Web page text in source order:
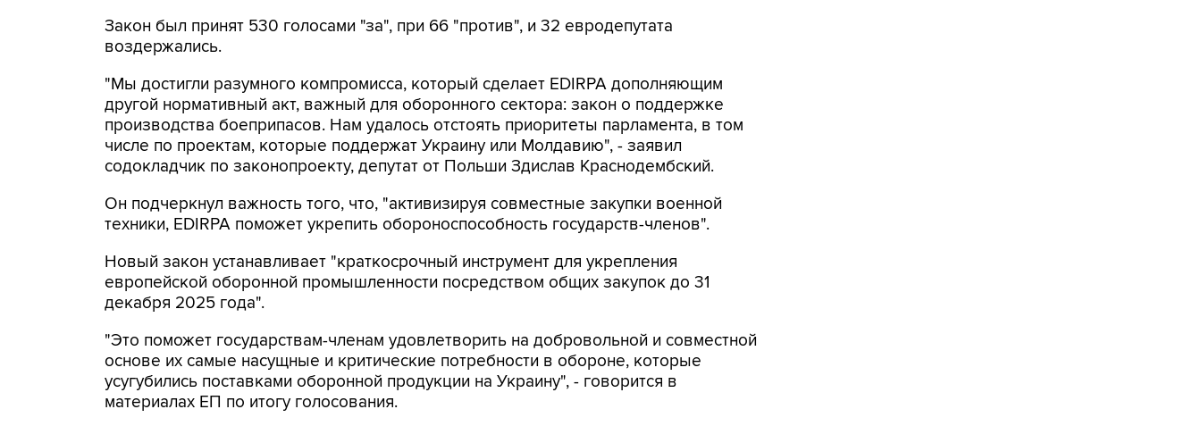
Закон был принят 530 голосами "за", при 66 "против", и 32 евродепутата
воздержались.
"Мы достигли разумного компромисса, который сделает EDIRPA дополняющим
другой нормативный акт, важный для оборонного сектора: закон о поддержке
производства боеприпасов. Нам удалось отстоять приоритеты парламента, в том
числе по проектам, которые поддержат Украину или Молдавию", - заявил
содокладчик по законопроекту, депутат от Польши Здислав Краснодембский.
Он подчеркнул важность того, что, "активизируя совместные закупки военной
техники, EDIRPA поможет укрепить обороноспособность государств-членов".
Новый закон устанавливает "краткосрочный инструмент для укрепления
европейской оборонной промышленности посредством общих закупок до 31
декабря 2025 года".
"Это поможет государствам-членам удовлетворить на добровольной и совместной
основе их самые насущные и критические потребности в обороне, которые
усугубились поставками оборонной продукции на Украину", - говорится в
материалах ЕП по итогу голосования.